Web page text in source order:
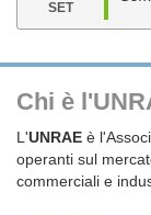
SET
Chi è
L'UNRAE è
operanti sul
commerciali e